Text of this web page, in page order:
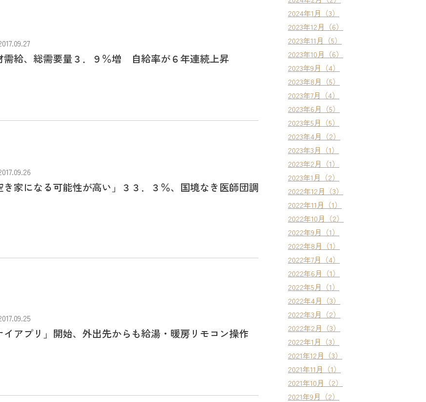
需給、総需要量３．９％増 自給率が６年連続上昇
き家になる可能性が高い」３３．３％、国境なき医師団調
イアプリ」開始、外出先からも給湯・暖房リモコン操作
2024年1月（3）
2023年12月（6）
2023年11月（5）
2023年10月（6）
2023年9月（4）
2023年8月（5）
2023年7月（4）
2023年6月（5）
2023年5月（5）
2023年4月（2）
2023年3月（1）
2023年2月（1）
2023年1月（2）
2022年12月（3）
2022年11月（1）
2022年10月（2）
2022年9月（1）
2022年8月（1）
2022年7月（4）
2022年6月（1）
2022年5月（1）
2022年4月（3）
2022年3月（2）
2022年2月（3）
2022年1月（3）
2021年12月（3）
2021年11月（1）
2021年10月（2）
2021年9月（2）